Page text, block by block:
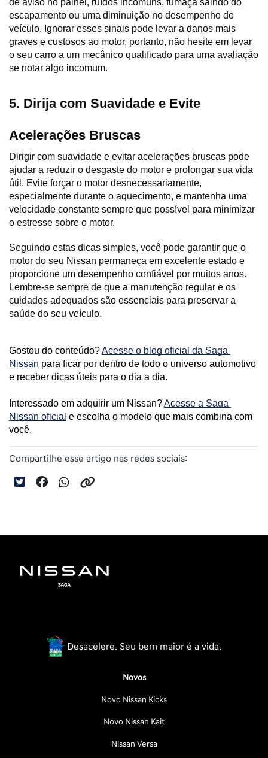
de aviso no painel, ruídos incomuns, fumaça saindo do
escapamento ou uma diminuição no desempenho do
veículo. Ignorar esses sinais pode levar a danos mais
graves e custosos ao motor, portanto, não hesite em levar
o seu carro a um mecânico qualificado para uma avaliação
se notar algo incomum.
5. Dirija com Suavidade e Evite
Acelerações Bruscas
Dirigir com suavidade e evitar acelerações bruscas pode
ajudar a reduzir o desgaste do motor e prolongar sua vida
útil. Evite forçar o motor desnecessariamente,
especialmente durante o aquecimento, e mantenha uma
velocidade constante sempre que possível para minimizar
o estresse sobre o motor.
Seguindo estas dicas simples, você pode garantir que o
motor do seu Nissan permaneça em excelente estado e
proporcione um desempenho confiável por muitos anos.
Lembre-se sempre de que a manutenção regular e os
cuidados adequados são essenciais para preservar a
saúde do seu veículo.
Gostou do conteúdo? Acesse o blog oficial da Saga
Nissan para ficar por dentro de todo o universo automotivo
e receber dicas úteis para o dia a dia.
Interessado em adquirir um Nissan? Acesse a Saga
Nissan oficial e escolha o modelo que mais combina com
você.
Compartilhe esse artigo nas redes sociais:
Desacelere. Seu bem maior é a vida.
Novos
Novo Nissan Kicks
Novo Nissan Kait
Nissan Versa